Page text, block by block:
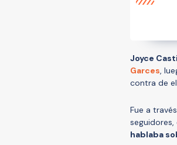
Joyce
Garces,
contra de
Fue a
hablaba